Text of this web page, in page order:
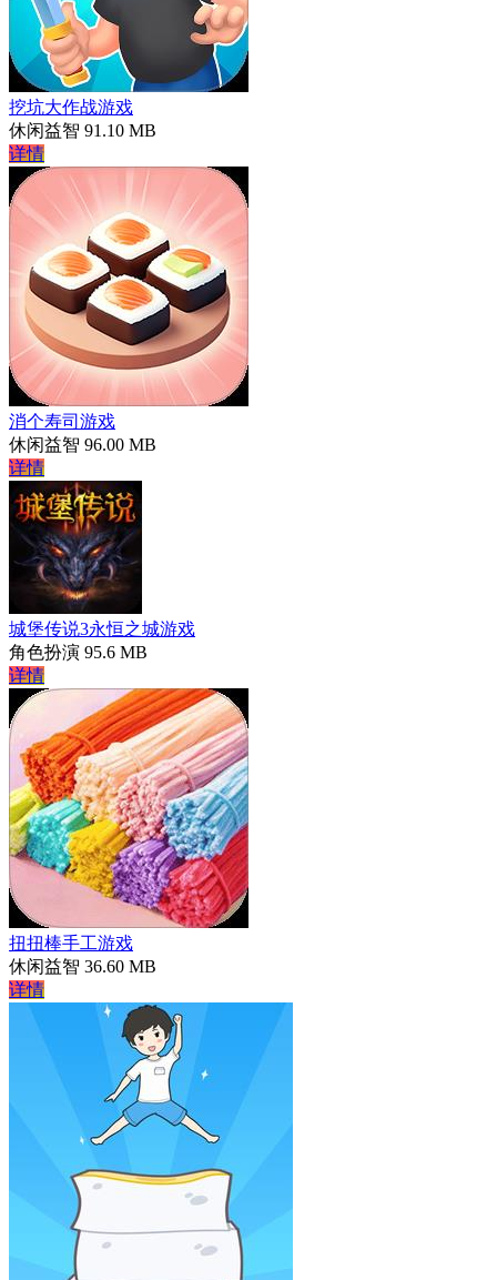
挖坑大作战游戏
休闲益智 91.10 MB
详情
消个寿司游戏
休闲益智 96.00 MB
详情
城堡传说3永恒之城游戏
角色扮演 95.6 MB
详情
扭扭棒手工游戏
休闲益智 36.60 MB
详情